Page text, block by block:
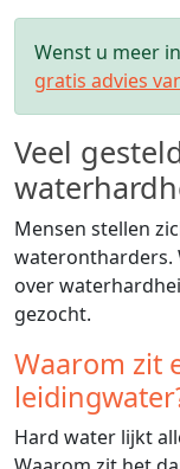
Wenst u meer
gratis advies
Veel
Mensen stellen
waterontharders.
over
gezocht.
Waarom zit
Hard water lijkt